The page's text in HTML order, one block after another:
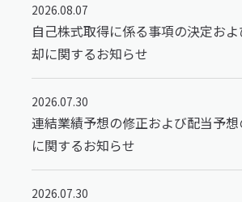
2026.08.07
自己株式取得に係る事項の決定お
却に関するお知らせ
2026.07.30
連結業績予想の修正および配当予想
に関するお知らせ
2026.07.30